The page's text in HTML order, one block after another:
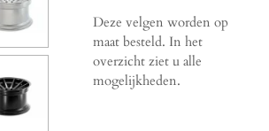
Deze velgen worden op
maat besteld. In het
overzicht ziet u alle
mogelijkheden.